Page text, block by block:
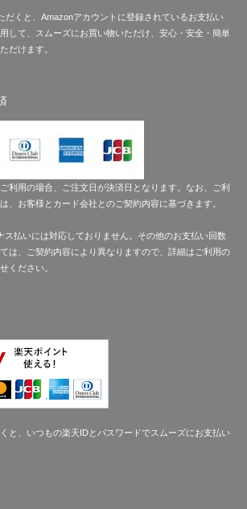
だくと、Amazonアカウントに登録されているお支払い
して、スムーズにお買い物いただけ、安心・安全・簡単
だけます。
利用の場合、ご注文日が決済日となります。なお、ご利
、お客様とカード会社とのご契約内容に基づきます。
ス払いには対応しておりません。その他のお支払い回数
は、ご契約内容により異なりますので、詳細はご利用の
ください。
と、いつもの楽天IDとパスワードでスムーズにお支払い